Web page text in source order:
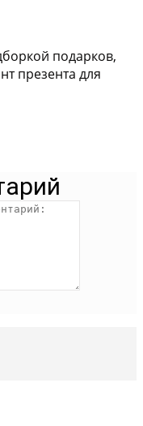
подарков,
презента для